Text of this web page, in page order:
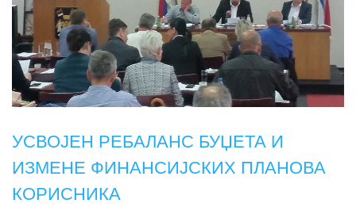
УСВОЈЕН РЕБАЛАНС БУЏЕТА И
ИЗМЕНЕ ФИНАНСИЈСКИХ ПЛАНОВА
КОРИСНИКА